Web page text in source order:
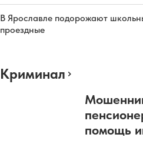
В Ярославле подорожают
проездные
Криминал
помощь